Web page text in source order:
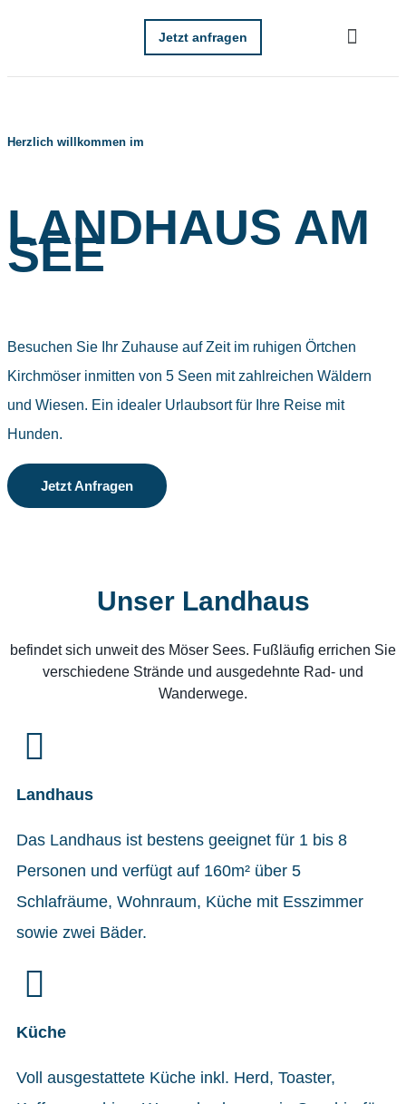
Jetzt anfragen
Herzlich willkommen im
LANDHAUS AM
SEE
Besuchen Sie Ihr Zuhause auf Zeit im ruhigen Örtchen
Kirchmöser inmitten von 5 Seen mit zahlreichen Wäldern
und Wiesen. Ein idealer Urlaubsort für Ihre Reise mit
Hunden.
Jetzt Anfragen
Unser Landhaus
befindet sich unweit des Möser Sees. Fußläufig errichen Sie
verschiedene Strände und ausgedehnte Rad- und
Wanderwege.
Landhaus
Das Landhaus ist bestens geeignet für 1 bis 8
Personen und verfügt auf 160m² über 5
Schlafräume, Wohnraum, Küche mit Esszimmer
sowie zwei Bäder.
Küche
Voll ausgestattete Küche inkl. Herd, Toaster,